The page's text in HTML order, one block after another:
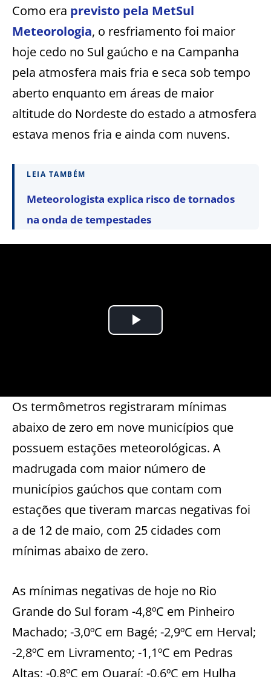
Como era previsto pela MetSul
Meteorologia, o resfriamento foi maior
hoje cedo no Sul gaúcho e na Campanha
pela atmosfera mais fria e seca sob tempo
aberto enquanto em áreas de maior
altitude do Nordeste do estado a atmosfera
estava menos fria e ainda com nuvens.
LEIA TAMBÉM
Meteorologista explica risco de tornados
na onda de tempestades
Os termômetros registraram mínimas
abaixo de zero em nove municípios que
possuem estações meteorológicas. A
madrugada com maior número de
municípios gaúchos que contam com
estações que tiveram marcas negativas foi
a de 12 de maio, com 25 cidades com
mínimas abaixo de zero.
As mínimas negativas de hoje no Rio
Grande do Sul foram -4,8ºC em Pinheiro
Machado; -3,0ºC em Bagé; -2,9ºC em Herval;
-2,8ºC em Livramento; -1,1ºC em Pedras
Altas; -0,8ºC em Quaraí; -0,6ºC em Hulha